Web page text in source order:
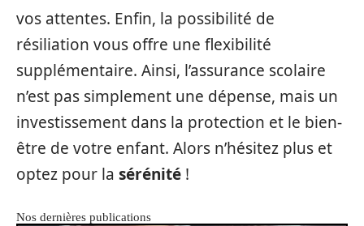
vos attentes. Enfin, la possibilité de
résiliation vous offre une flexibilité
supplémentaire. Ainsi, l’assurance scolaire
n’est pas simplement une dépense, mais un
investissement dans la protection et le bien-
être de votre enfant. Alors n’hésitez plus et
optez pour la sérénité !
Nos dernières publications